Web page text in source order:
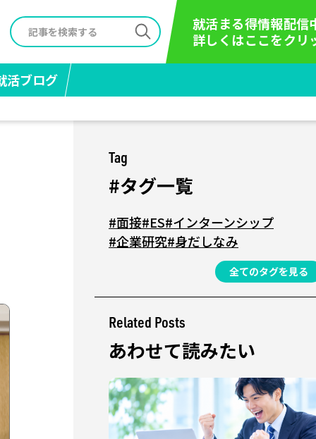
就活まる得情報配信
詳しくはここをクリ
活ブログ
Tag
#タグ一覧
#面接#ES#インターンシップ
#企業研究#身だしなみ
全てのタグを見る
Related Posts
あわせて読みたい